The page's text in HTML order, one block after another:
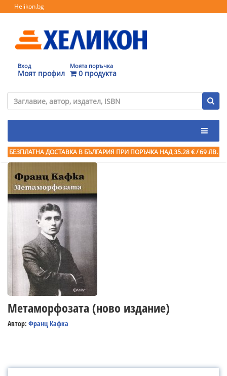
Helikon.bg
Вход
Моят профил
Моята поръчка
0 продукта
БЕЗПЛАТНА ДОСТАВКА В БЪЛГАРИЯ ПРИ ПОРЪЧКА НАД 35.28 € / 69 ЛВ.
Метаморфозата (ново издание)
Автор: Франц Кафка